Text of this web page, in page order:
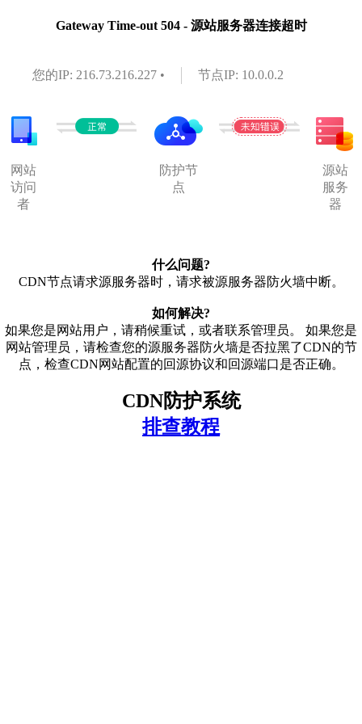
Gateway Time-out 504 - 源站服务器连接超时
您的IP: 216.73.216.227 • 节点IP: 10.0.0.2
网站
访问
者
防护节
点
源站
服务
器
什么问题?
CDN节点请求源服务器时，请求被源服务器防火墙中断。
如何解决?
如果您是网站用户，请稍候重试，或者联系管理员。 如果您是
网站管理员，请检查您的源服务器防火墙是否拉黑了CDN的节
点，检查CDN网站配置的回源协议和回源端口是否正确。
CDN防护系统
排查教程